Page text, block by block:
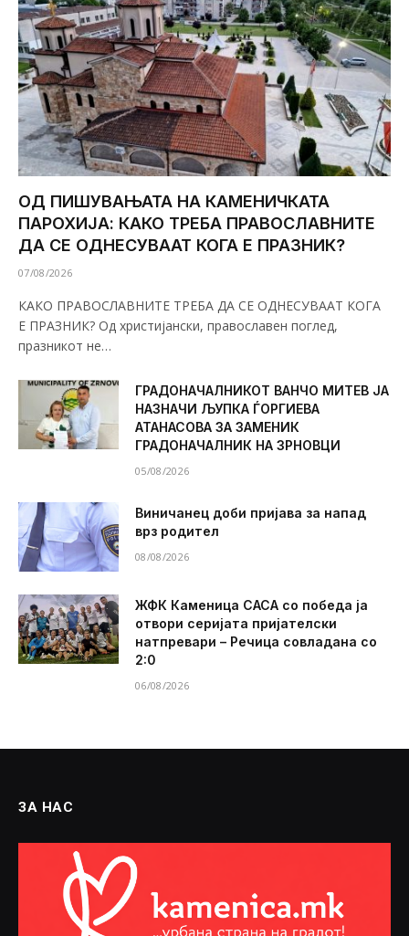
ОД ПИШУВАЊАТА НА КАМЕНИЧКАТА
ПАРОХИЈА: КАКО ТРЕБА ПРАВОСЛАВНИТЕ
ДА СЕ ОДНЕСУВААТ КОГА Е ПРАЗНИК?
07/08/2026
КАКО ПРАВОСЛАВНИТЕ ТРЕБА ДА СЕ ОДНЕСУВААТ КОГА
Е ПРАЗНИК? Од христијански, православен поглед,
празникот не…
ГРАДОНАЧАЛНИКОТ ВАНЧО МИТЕВ ЈА
НАЗНАЧИ ЉУПКА ЃОРГИЕВА
АТАНАСОВА ЗА ЗАМЕНИК
ГРАДОНАЧАЛНИК НА ЗРНОВЦИ
05/08/2026
Виничанец доби пријава за напад
врз родител
08/08/2026
ЖФК Каменица САСА со победа ја
отвори серијата пријателски
натпревари – Речица совладана со
2:0
06/08/2026
ЗА НАС